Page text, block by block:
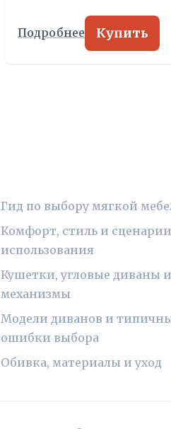
Подробнее Купить
Гид по выбору мягкой
Комфорт, стиль и сценарии
использования
Кушетки, угловые диваны и
механизмы
Модели диванов и
ошибки выбора
Обивка, материалы и уход